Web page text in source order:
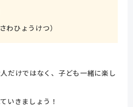
わひょうけつ）
だけではなく、子ども一緒に楽し
いきましょう！